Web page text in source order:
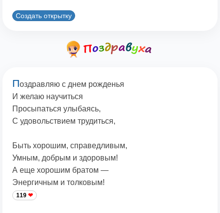
Создать открытку
Поздравляю с днем рожденья
И желаю научиться
Просыпаться улыбаясь,
С удовольствием трудиться,
Быть хорошим, справедливым,
Умным, добрым и здоровым!
А еще хорошим братом —
Энергичным и толковым!
119